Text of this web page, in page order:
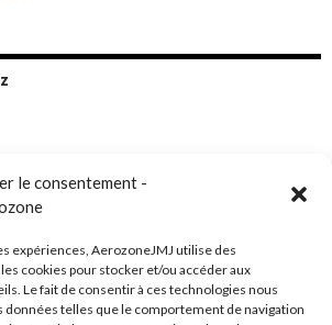
le consentement -
expériences, AerozoneJMJ utilise des
cookies pour stocker et/ou accéder aux
Le fait de consentir à ces technologies nous
telles que le comportement de navigation